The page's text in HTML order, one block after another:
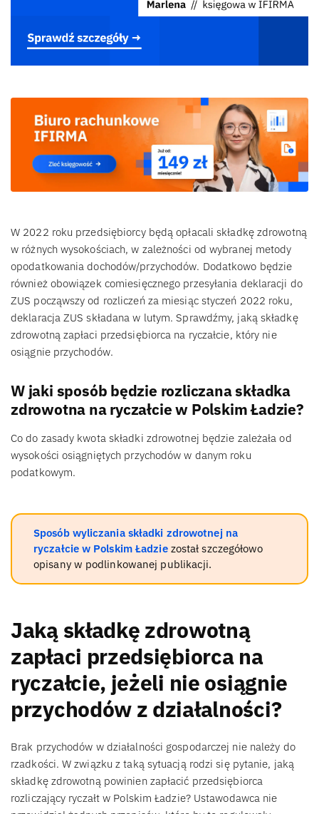
W 2022 roku przedsiębiorcy będą opłacali składkę zdrowotną
w różnych wysokościach, w zależności od wybranej metody
opodatkowania dochodów/przychodów. Dodatkowo będzie
również obowiązek comiesięcznego przesyłania deklaracji do
ZUS począwszy od rozliczeń za miesiąc styczeń 2022 roku,
deklaracja ZUS składana w lutym. Sprawdźmy, jaką składkę
zdrowotną zapłaci przedsiębiorca na ryczałcie, który nie
osiągnie przychodów.
W jaki sposób będzie rozliczana składka
zdrowotna na ryczałcie w Polskim Ładzie?
Co do zasady kwota składki zdrowotnej będzie zależała od
wysokości osiągniętych przychodów w danym roku
podatkowym.
Sposób wyliczania składki zdrowotnej na
ryczałcie w Polskim Ładziezostał szczegółowo
opisany w podlinkowanej publikacji.
Jaką składkę zdrowotną
zapłaci przedsiębiorca na
ryczałcie, jeżeli nie osiągnie
przychodów z działalności?
Brak przychodów w działalności gospodarczej nie należy do
rzadkości. W związku z taką sytuacją rodzi się pytanie, jaką
składkę zdrowotną powinien zapłacić przedsiębiorca
rozliczający ryczałt w Polskim Ładzie? Ustawodawca nie